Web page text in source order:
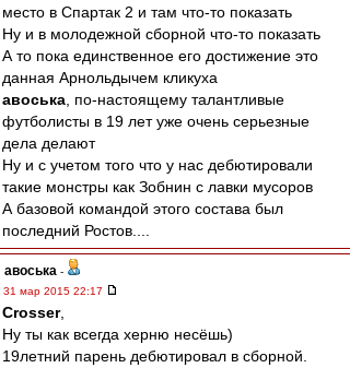
место в Спартак 2 и там что-то показать
Ну и в молодежной сборной что-то показать
А то пока единственное его достижение это
данная Арнольдычем кликуха
авоська , по-настоящему талантливые
футболисты в 19 лет уже очень серьезные
дела делают
Ну и с учетом того что у нас дебютировали
такие монстры как Зобнин с лавки мусоров
А базовой командой этого состава был
последний Ростов....
авоська -
31 мар 2015 22:17
Crosser,
Ну ты как всегда херню несёшь)
19летний парень дебютировал в сборной.